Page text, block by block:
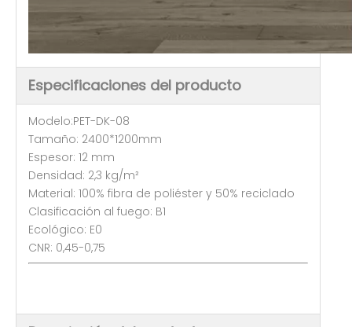
Especificaciones del producto
Modelo:PET-DK-08
Tamaño: 2400*1200mm
Espesor: 12 mm
Densidad: 2,3 kg/m²
Material: 100% fibra de poliéster y 50% reciclado
Clasificación al fuego: B1
Ecológico: E0
CNR: 0,45-0,75